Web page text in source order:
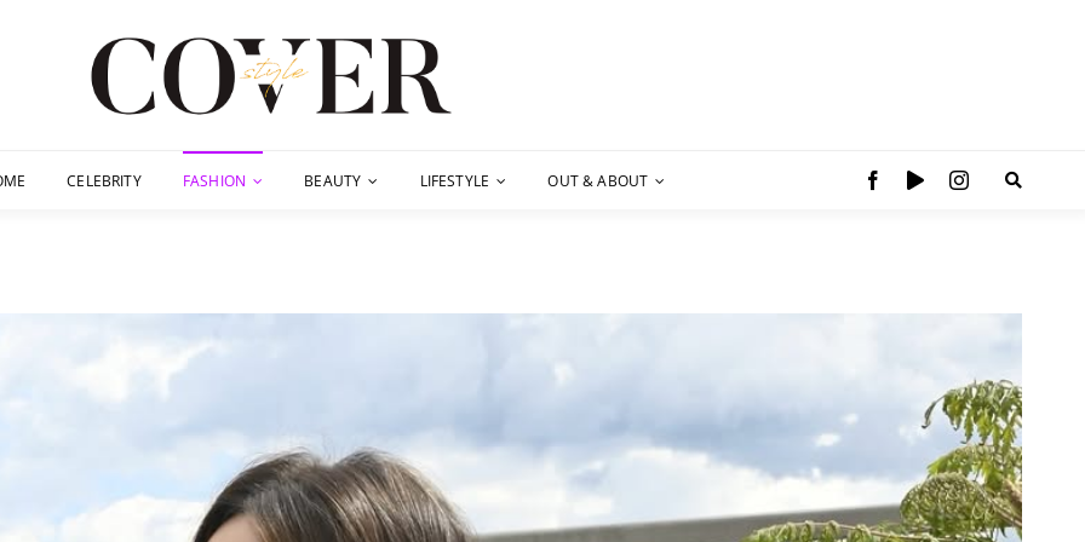
CELEBRITY FASHION BEAUTY LIFESTYLE OUT & ABOUT